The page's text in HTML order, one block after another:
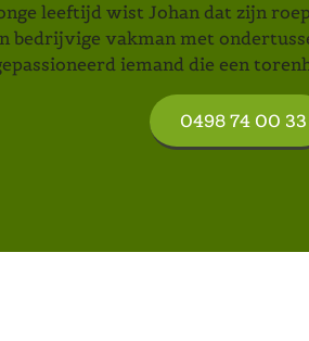
leeftijd wist Johan dat zijn
bedrijvige vakman met
iemand die een
0498 74 00 33